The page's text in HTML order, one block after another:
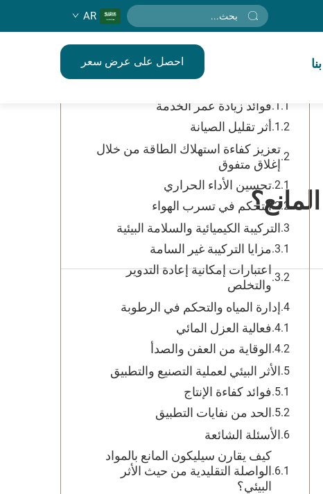
AR
احصل على عرض سعر
جدول المحتويات
المتانة الطويلة الأمد وخفض استهلاك
فوائد زيادة عمر الخدمة
أثر تقليل الصيانة
تعزيز كفاءة استهلاك الطاقة من خلال
إغلاق متفوق
تحسين الأداء الحراري
التحكم في تسرب الهواء
التركيبة الكيميائية والسلامة البيئية
مزايا التركيبة غير السامة
اعتبارات إمكانية إعادة التدوير
والتخلص
إدارة المياه والتحكم في الرطوبة
فعالية العزل المائي
الوقاية من العفن والصدأ
الأثر البيئي لعملية التصنيع والتطبيق
فوائد كفاءة الإنتاج
الحد من نفايات التطبيق
الأسئلة الشائعة
كيف يقارن سيليكون المانع بالمواد
الواصلة التقليدية من حيث الأثر
البيئي؟